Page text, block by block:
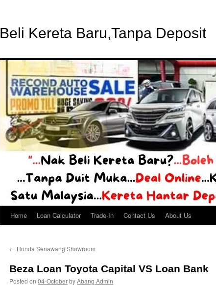
Beli Kereta Baru,Tanpa Deposit
Home Loan Calculator Trade-In Contact Us About Us
← Honda Senawang Showroom
Beza Loan Toyota Capital VS Loan Bank
Posted on 04-OctoberbyAbang Admin